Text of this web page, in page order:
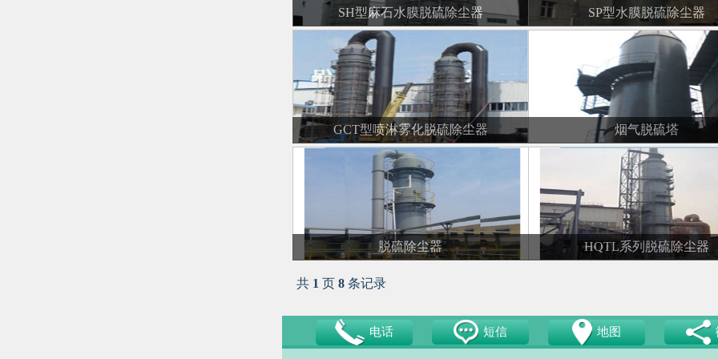
SH型麻石水膜脱硫除尘器 SP型水膜脱硫除尘器
GCT型喷淋雾化脱硫除尘器 烟气脱硫塔
脱硫除尘器 HQTL系列脱硫除尘器
共 1 页 8条记录
电话 短信 地图